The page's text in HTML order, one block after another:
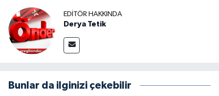
EDITÖR HAKKINDA
Derya Tetik
Bunlar da ilginizi çekebilir